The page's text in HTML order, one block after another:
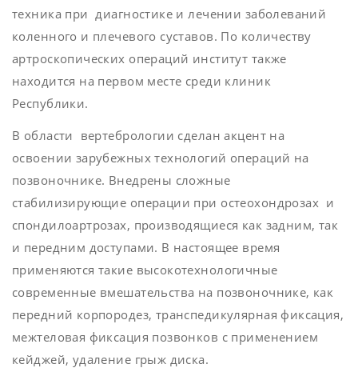
техника при диагностике и лечении заболеваний
коленного и плечевого суставов. По количеству
артроскопических операций институт также
находится на первом месте среди клиник
Республики.
В области вертебрологии сделан акцент на
освоении зарубежных технологий операций на
позвоночнике. Внедрены сложные
стабилизирующие операции при остеохондрозах и
спондилоартрозах, производящиеся как задним, так
и передним доступами. В настоящее время
применяются такие высокотехнологичные
современные вмешательства на позвоночнике, как
передний корпородез, транспедикулярная фиксация,
межтеловая фиксация позвонков с применением
кейджей, удаление грыж диска.